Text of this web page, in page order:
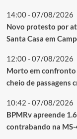
14:00 - 07/08/2026
Novo protesto por
Santa Casa em
12:00 - 07/08/2026
Morto em confronto
cheio de passagens
10:42 - 07/08/2026
BPMRv apreende
contrabando na